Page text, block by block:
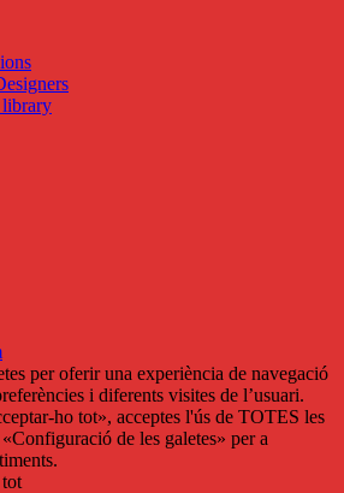
library
per oferir una experiència de navegació
i diferents visites de l’usuari.
ho tot», acceptes l'ús de TOTES les
de les galetes» per a